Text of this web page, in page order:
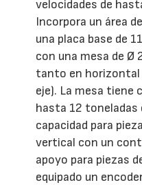
velocidades de
Incorpora un área
una placa base de
con una mesa de Ø
tanto en horizontal
eje). La mesa tiene
hasta 12
capacidad para
vertical con un
apoyo para piezas
equipado un